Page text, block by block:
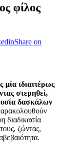
φίλος
Share on
μία ιδιαιτέρως
στερηθεί,
δασκάλων
διαδικασία
ζώντας,